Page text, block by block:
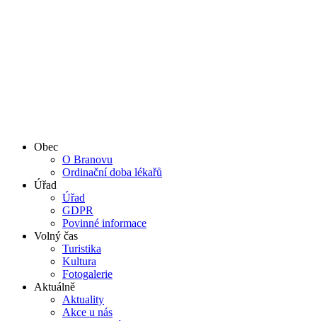
Obec
O Branovu
Ordinační doba lékařů
Úřad
Úřad
GDPR
Povinné informace
Volný čas
Turistika
Kultura
Fotogalerie
Aktuálně
Aktuality
Akce u nás